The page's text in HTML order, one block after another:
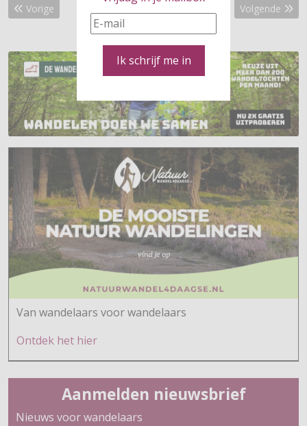
Ik schrijf me in
Vorig artikel: Fijne kerstdagen voor iedereen!
Vorige Volgende
Volgende
Van wandelaars voor wandelaars
Ontdek het hier
Aanmelden nieuwsbrief
Nieuws voor wandelaars